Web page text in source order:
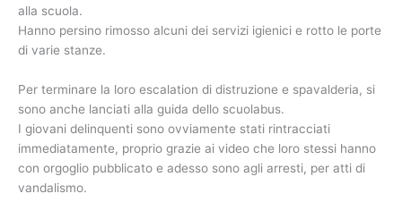
alla scuola.
Hanno persino rimosso alcuni dei servizi igienici e rotto le porte
di varie stanze.
Per terminare la loro escalation di distruzione e spavalderia, si
sono anche lanciati alla guida dello scuolabus.
I giovani delinquenti sono ovviamente stati rintracciati
immediatamente, proprio grazie ai video che loro stessi hanno
con orgoglio pubblicato e adesso sono agli arresti, per atti di
vandalismo.